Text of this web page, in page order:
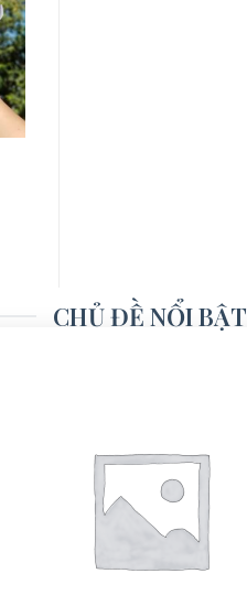
CHỦ ĐỀ NỔI BẬT